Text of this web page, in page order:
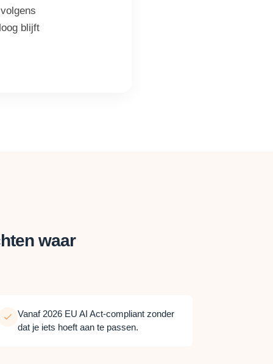
blijft
waar
Vanaf 2026 EU AI Act-compliant zonder
dat je iets hoeft aan te passen.